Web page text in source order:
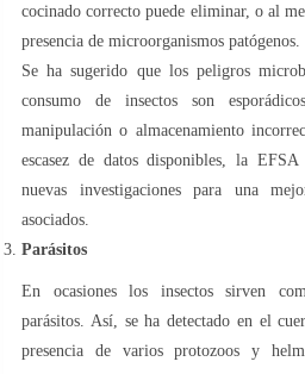
cocinado correcto puede eliminar, o al
presencia de microorganismos patógenos.
Se ha sugerido que los peligros
consumo de insectos son
manipulación o almacenamiento
escasez de datos disponibles, la
nuevas investigaciones para una
asociados.
Parásitos
En ocasiones los insectos sirven
parásitos. Así, se ha detectado en el
presencia de varios protozoos y